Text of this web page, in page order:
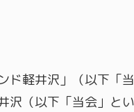
ド軽井沢」（以下
沢（以下「当会」と